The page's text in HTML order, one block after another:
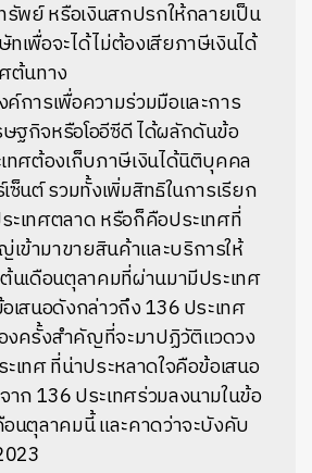
รัพย์ หรือเงินสกปรกให้กลายเป็น
เพื่อจะได้ไม่ต้องเสียภาษีเงินได้
ต้นทาง
การเพื่อความร่วมมือและการ
ฐกิจหรือโออีซีดี ได้ผลักดันข้อ
ทศต้องเก็บภาษีเงินได้นิติบุคคล
ซ็นต์ รวมทั้งเพิ่มสิทธิในการเรียก
ะเทศตลาด หรือก็คือประเทศที่
ข้ามาขายสินค้าและบริการให้
นเดือนตุลาคมที่ผ่านมามีประเทศ
เสนอดังกล่าวถึง 136 ประเทศ
งครั้งสำคัญที่จะมาปฏิวัติแวดวง
เทศ ที่น่าประหลาดใจคือข้อเสนอ
ก 136 ประเทศร่วมลงนามในข้อ
นตุลาคมนี้ และคาดว่าจะบังคับ